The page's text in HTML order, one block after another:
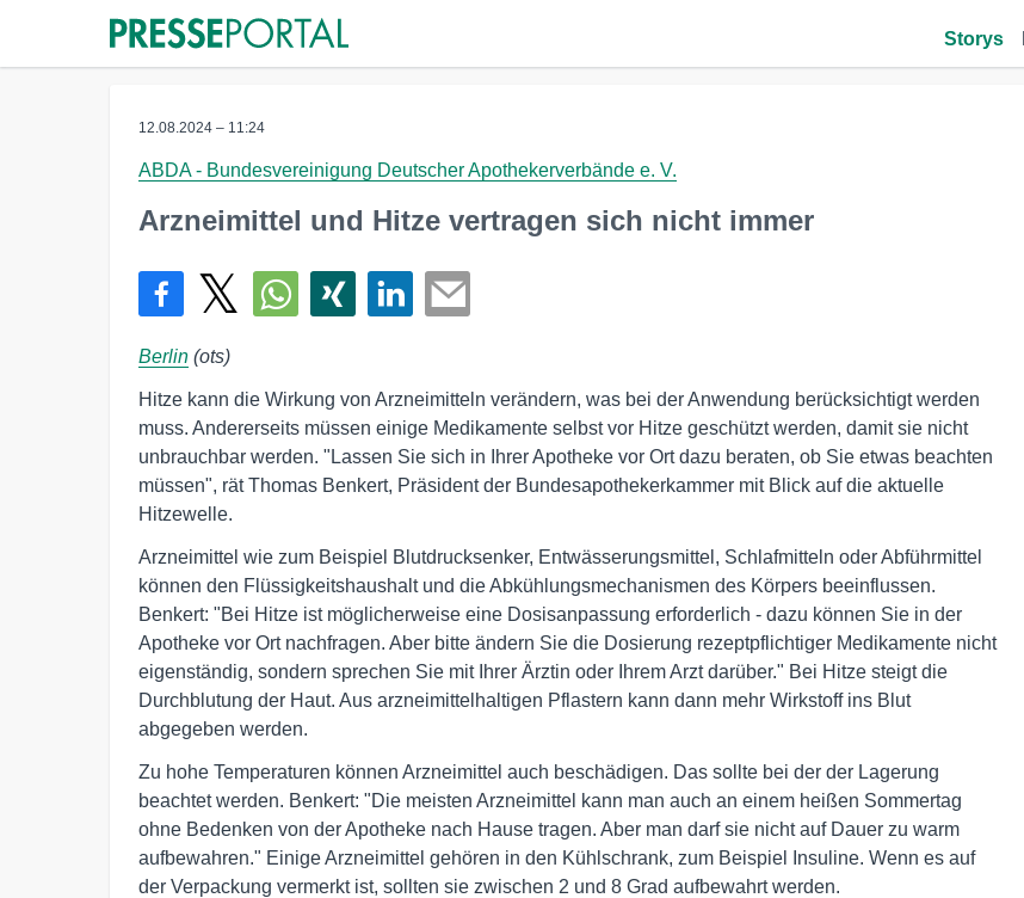
Storys
12.08.2024 – 11:24
ABDA - Bundesvereinigung Deutscher Apothekerverbände e. V.
Arzneimittel und Hitze vertragen sich nicht immer
Berlin (ots)
Hitze kann die Wirkung von Arzneimitteln verändern, was bei der Anwendung berücksichtigt werden
muss. Andererseits müssen einige Medikamente selbst vor Hitze geschützt werden, damit sie nicht
unbrauchbar werden. "Lassen Sie sich in Ihrer Apotheke vor Ort dazu beraten, ob Sie etwas beachten
müssen", rät Thomas Benkert, Präsident der Bundesapothekerkammer mit Blick auf die aktuelle
Hitzewelle.
Arzneimittel wie zum Beispiel Blutdrucksenker, Entwässerungsmittel, Schlafmitteln oder Abführmittel
können den Flüssigkeitshaushalt und die Abkühlungsmechanismen des Körpers beeinflussen.
Benkert: "Bei Hitze ist möglicherweise eine Dosisanpassung erforderlich - dazu können Sie in der
Apotheke vor Ort nachfragen. Aber bitte ändern Sie die Dosierung rezeptpflichtiger Medikamente nicht
eigenständig, sondern sprechen Sie mit Ihrer Ärztin oder Ihrem Arzt darüber." Bei Hitze steigt die
Durchblutung der Haut. Aus arzneimittelhaltigen Pflastern kann dann mehr Wirkstoff ins Blut
abgegeben werden.
Zu hohe Temperaturen können Arzneimittel auch beschädigen. Das sollte bei der der Lagerung
beachtet werden. Benkert: "Die meisten Arzneimittel kann man auch an einem heißen Sommertag
ohne Bedenken von der Apotheke nach Hause tragen. Aber man darf sie nicht auf Dauer zu warm
aufbewahren." Einige Arzneimittel gehören in den Kühlschrank, zum Beispiel Insuline. Wenn es auf
der Verpackung vermerkt ist, sollten sie zwischen 2 und 8 Grad aufbewahrt werden.